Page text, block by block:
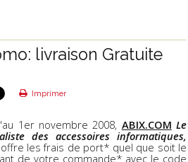
livraison Gratuite
Imprimer
1er novembre 2008, ABIX.COM Le
des accessoires informatiques,
les frais de port* quel que soit le
de votre commande* avec le code